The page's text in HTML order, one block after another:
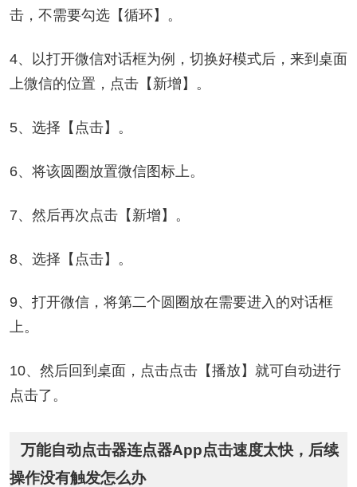
击，不需要勾选【循环】。
4、以打开微信对话框为例，切换好模式后，来到桌面
上微信的位置，点击【新增】。
5、选择【点击】。
6、将该圆圈放置微信图标上。
7、然后再次点击【新增】。
8、选择【点击】。
9、打开微信，将第二个圆圈放在需要进入的对话框
上。
10、然后回到桌面，点击点击【播放】就可自动进行
点击了。
万能自动点击器连点器App点击速度太快，后续
操作没有触发怎么办